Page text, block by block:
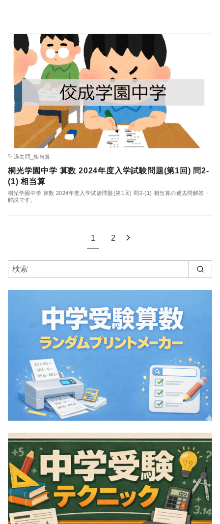
過去問_相当算
桐光学園中学 算数 2024年度入学試験問題(第1回) 問2-
(1) 相当算
桐光学園中学 算数 2024年度入学試験問題(第1回) 問2-(1) 相当算の過去問解答・
解説です。
1 2